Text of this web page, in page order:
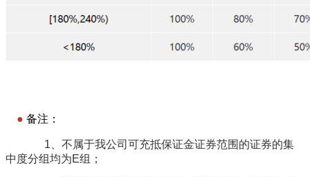
● 备注：
1、 不属于我公司可充抵保证金证券范围的证券的集
中度分组均为E组 ；